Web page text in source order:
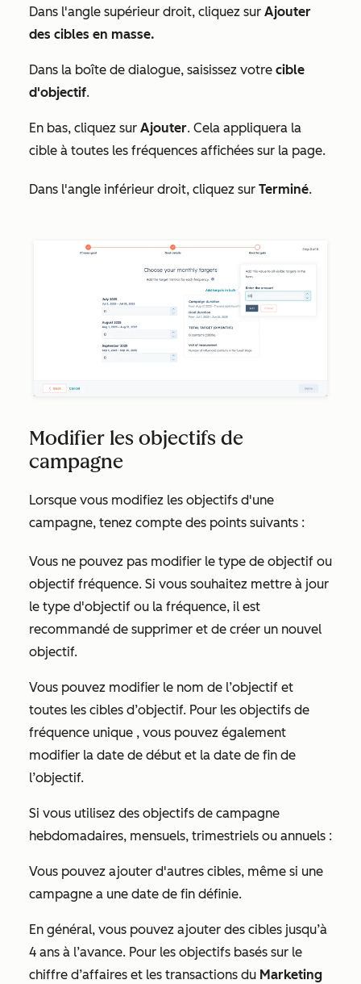
Dans l'angle supérieur droit, cliquez sur Ajouter
des cibles en masse.
Dans la boîte de dialogue, saisissez votre cible
d'objectif.
En bas, cliquez sur Ajouter. Cela appliquera la
cible à toutes les fréquences affichées sur la page.
Dans l'angle inférieur droit, cliquez sur Terminé.
Modifier les objectifs de
campagne
Lorsque vous modifiez les objectifs d'une
campagne, tenez compte des points suivants :
Vous ne pouvez pas modifier le type de objectif ou
objectif fréquence. Si vous souhaitez mettre à jour
le type d'objectif ou la fréquence, il est
recommandé de supprimer et de créer un nouvel
objectif.
Vous pouvez modifier le nom de l’objectif et
toutes les cibles d’objectif. Pour les objectifs de
fréquence unique , vous pouvez également
modifier la date de début et la date de fin de
l’objectif.
Si vous utilisez des objectifs de campagne
hebdomadaires, mensuels, trimestriels ou annuels :
Vous pouvez ajouter d'autres cibles, même si une
campagne a une date de fin définie.
En général, vous pouvez ajouter des cibles jusqu’à
4 ans à l’avance. Pour les objectifs basés sur le
chiffre d’affaires et les transactions du Marketing